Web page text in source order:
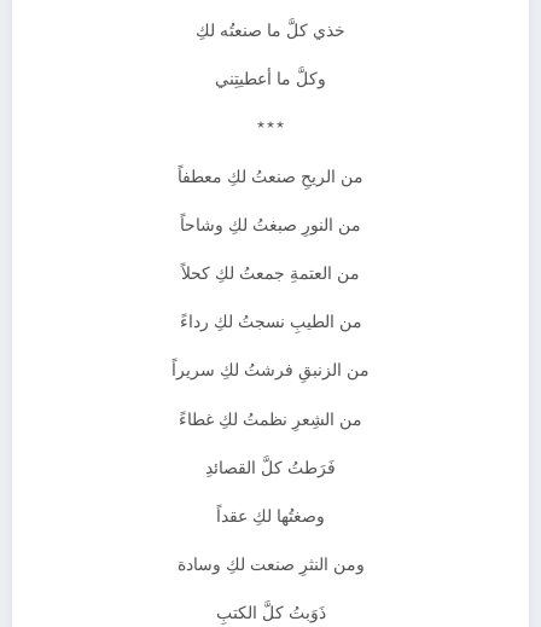
خذي كلَّ ما صنعتُه لكِ
وكلَّ ما أعطيتِني
***
من الريحِ صنعتُ لكِ معطفاً
من النورِ صبغتُ لكِ وشاحاً
من العتمةِ جمعتُ لكِ كحلاً
من الطيبِ نسجتُ لكِ رداءً
من الزنبقِ فرشتُ لكِ سريراً
من الشِعرِ نظمتُ لكِ غطاءً
فَرَطتُ كلَّ القصائدِ
وصغتُها لكِ عقداً
ومن النثرِ صنعت لكِ وسادة
ذَوَبتُ كلَّ الكتبِ